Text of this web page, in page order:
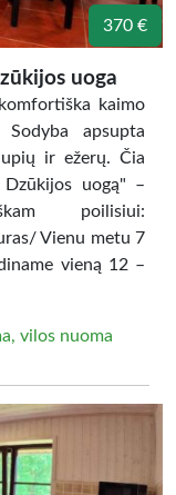
370 €
uoga
kaimo
apsupta
ir ežerų. Čia
uogą" –
poilisiui:
Vienu metu 7
vieną 12 –
vilos nuoma